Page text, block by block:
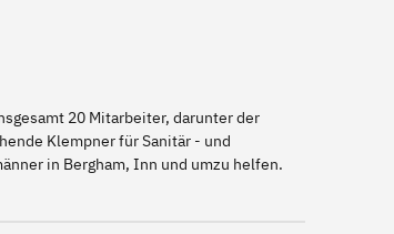
20 Mitarbeiter, darunter der
Klempner für Sanitär - und
in Bergham, Inn und umzu helfen.